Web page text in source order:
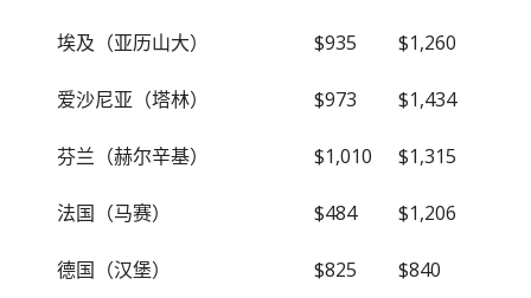
埃及（亚历山大） $935 $1,260
爱沙尼亚（塔林） $973 $1,434
芬兰（赫尔辛基） $1,010 $1,315
法国（马赛） $484 $1,206
德国（汉堡） $825 $840